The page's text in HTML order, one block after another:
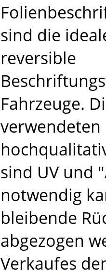
sind die
reversible
Fahrzeuge.
verwendeten
sind UV und
notwendig
bleibende
abgezogen
Verkaufes